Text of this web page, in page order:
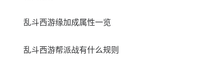
乱斗西游缘加成属性一览
乱斗西游帮派战有什么规则